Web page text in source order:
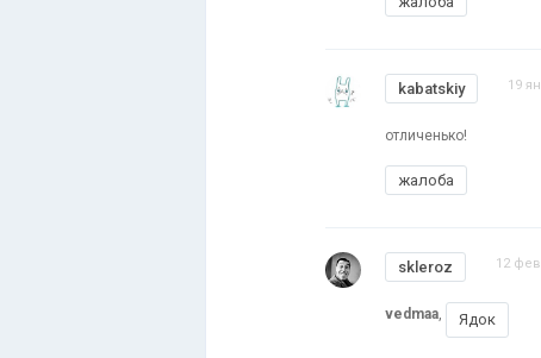
kabatskiy 19
отличенько!
жалоба
skleroz 12
vedmaa, Ядок